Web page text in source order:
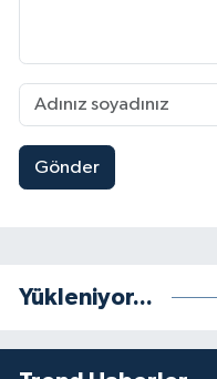
Gönder
Yükleniyor...